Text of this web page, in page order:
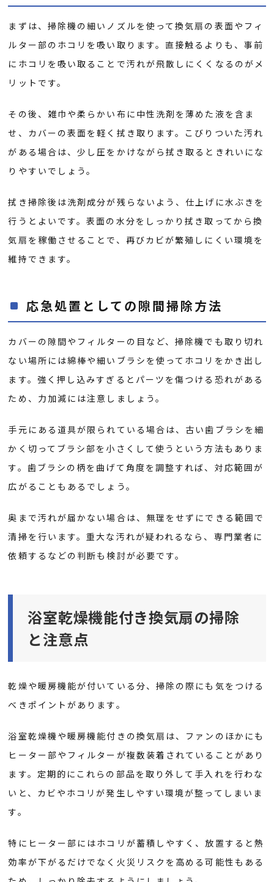
まずは、掃除機の細いノズルを使って換気扇の表面やフィ
ルター部のホコリを吸い取ります。直接触るよりも、事前
にホコリを吸い取ることで汚れが飛散しにくくなるのがメ
リットです。
その後、雑巾や柔らかい布に中性洗剤を薄めた液を含ま
せ、カバーの表面を軽く拭き取ります。こびりついた汚れ
がある場合は、少し圧をかけながら拭き取るときれいにな
りやすいでしょう。
拭き掃除後は洗剤成分が残らないよう、仕上げに水ぶきを
行うとよいです。表面の水分をしっかり拭き取ってから換
気扇を稼働させることで、再びカビが繁殖しにくい環境を
維持できます。
応急処置としての隙間掃除方法
カバーの隙間やフィルターの目など、掃除機でも取り切れ
ない場所には綿棒や細いブラシを使ってホコリをかき出し
ます。強く押し込みすぎるとパーツを傷つける恐れがある
ため、力加減には注意しましょう。
手元にある道具が限られている場合は、古い歯ブラシを細
かく切ってブラシ部を小さくして使うという方法もありま
す。歯ブラシの柄を曲げて角度を調整すれば、対応範囲が
広がることもあるでしょう。
奥まで汚れが届かない場合は、無理をせずにできる範囲で
清掃を行います。重大な汚れが疑われるなら、専門業者に
依頼するなどの判断も検討が必要です。
浴室乾燥機能付き換気扇の掃除
と注意点
乾燥や暖房機能が付いている分、掃除の際にも気をつける
べきポイントがあります。
浴室乾燥機や暖房機能付きの換気扇は、ファンのほかにも
ヒーター部やフィルターが複数装着されていることがあり
ます。定期的にこれらの部品を取り外して手入れを行わな
いと、カビやホコリが発生しやすい環境が整ってしまいま
す。
特にヒーター部にはホコリが蓄積しやすく、放置すると熱
効率が下がるだけでなく火災リスクを高める可能性もある